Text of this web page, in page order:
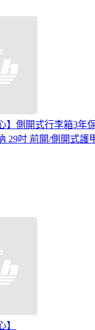
】側開式行李箱3年
29吋 前開/側開式護
】